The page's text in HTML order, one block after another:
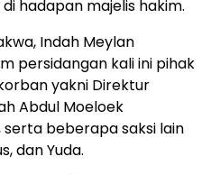
hadapan majelis hakim.
Indah Meylan
persidangan kali ini pihak
yakni Direktur
Abdul Moeloek
serta beberapa saksi lain
dan Yuda.